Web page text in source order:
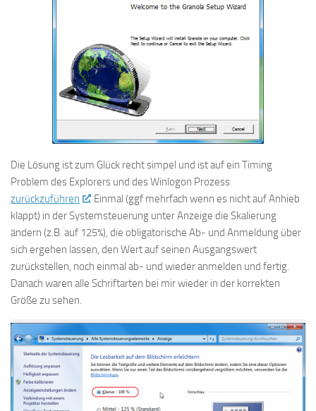
Die Lösung ist zum Glück recht simpel und ist auf ein Timing
Problem des Explorers und des Winlogon Prozess
zurückzuführen
. Einmal (ggf mehrfach wenn es nicht auf Anhieb
klappt) in der Systemsteuerung unter Anzeige die Skalierung
ändern (z.B. auf 125%), die obligatorische Ab- und Anmeldung über
sich ergehen lassen, den Wert auf seinen Ausgangswert
zurückstellen, noch einmal ab- und wieder anmelden und fertig.
Danach waren alle Schriftarten bei mir wieder in der korrekten
Größe zu sehen.